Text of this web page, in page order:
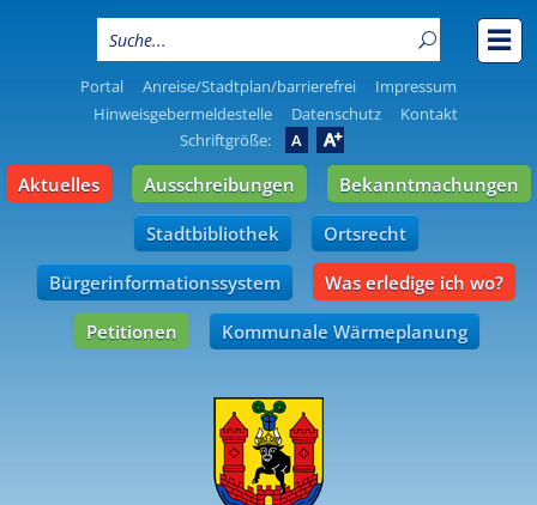
Portal Anreise/Stadtplan/barrierefrei
Impressum
Hinweisgebermeldestelle
Datenschutz
Kontakt
Schriftgröße:
A A
Aktuelles Ausschreibungen Bekanntmachungen
Stadtbibliothek Ortsrecht
Bürgerinformationssystem Was erledige ich wo?
Petitionen Kommunale Wärmeplanung